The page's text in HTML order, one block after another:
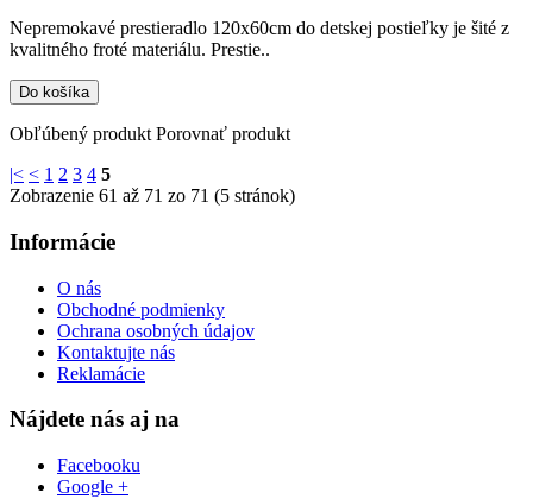
Nepremokavé prestieradlo 120x60cm do detskej postieľky je šité z
kvalitného froté materiálu. Prestie..
Obľúbený produkt Porovnať produkt
|< < 1 2 3 4 5
Zobrazenie 61 až 71 zo 71 (5 stránok)
Informácie
O nás
Obchodné podmienky
Ochrana osobných údajov
Kontaktujte nás
Reklamácie
Nájdete nás aj na
Facebooku
Google +